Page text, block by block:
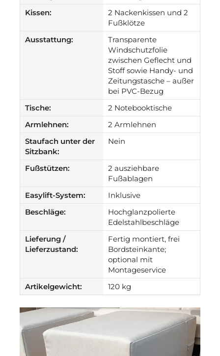
Kissen:
2 Nackenkissen und 2
Fußklötze
Ausstattung:
Transparente
Windschutzfolie
zwischen Geflecht und
Stoff sowie Handy- und
Zeitungstasche – außer
bei PVC-Bezug
Tische:
2 Notebooktische
Armlehnen:
2 Armlehnen
Staufach unter der
Sitzbank:
Nein
Fußstützen:
2 ausziehbare
Fußablagen
Easylift-System:
Inklusive
Beschläge:
Hochglanzpolierte
Edelstahlbeschläge
Lieferung /
Lieferzustand:
Fertig montiert, frei
Bordsteinkante;
optional mit
Montageservice
Artikelgewicht:
120 kg